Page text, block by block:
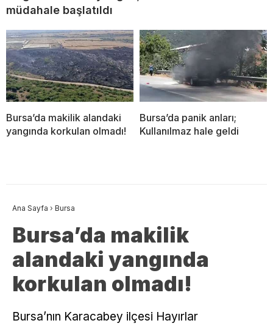
müdahale başlatıldı
Bursa’da makilik alandaki
yangında korkulan olmadı!
Bursa’da panik anları;
Kullanılmaz hale geldi
Ana Sayfa › Bursa
Bursa’da makilik
alandaki yangında
korkulan olmadı!
Bursa’nın Karacabey ilçesi Hayırlar